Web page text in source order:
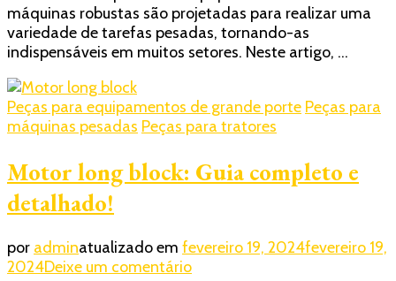
e
suas
aplicações
máquinas robustas são projetadas para realizar uma
variedade de tarefas pesadas, tornando-as
indispensáveis em muitos setores. Neste artigo, …
Peças para equipamentos de grande porte Peças para
máquinas pesadas Peças para tratores
Motor long block: Guia completo e
detalhado!
por adminatualizado em fevereiro 19, 2024fevereiro 19,
2024Deixe um comentárioem